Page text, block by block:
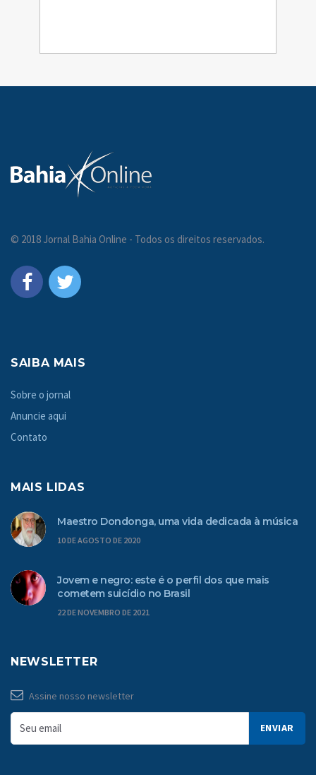
© 2018 Jornal Bahia Online - Todos os direitos reservados.
SAIBA MAIS
Sobre o jornal
Anuncie aqui
Contato
MAIS LIDAS
Maestro Dondonga, uma vida dedicada à música
10 DE AGOSTO DE 2020
Jovem e negro: este é o perfil dos que mais
cometem suicídio no Brasil
22 DE NOVEMBRO DE 2021
NEWSLETTER
Assine nosso newsletter